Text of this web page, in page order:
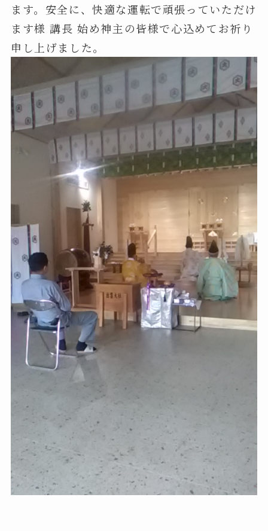
ます。安全に、快適な運転で頑張っていただけ
ます様 講長 始め神主の皆様で心込めてお祈り
申し上げました。